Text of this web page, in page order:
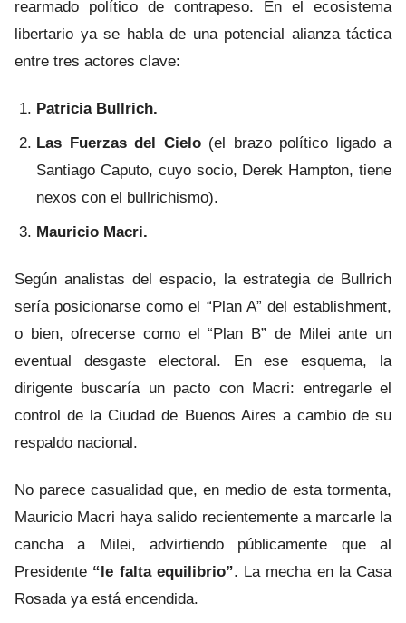
rearmado político de contrapeso. En el ecosistema
libertario ya se habla de una potencial alianza táctica
entre tres actores clave:
Patricia Bullrich.
Las Fuerzas del Cielo(el brazo político ligado a
Santiago Caputo, cuyo socio, Derek Hampton, tiene
nexos con el bullrichismo).
Mauricio Macri.
Según analistas del espacio, la estrategia de Bullrich
sería posicionarse como el “Plan A” del establishment,
o bien, ofrecerse como el “Plan B” de Milei ante un
eventual desgaste electoral. En ese esquema, la
dirigente buscaría un pacto con Macri: entregarle el
control de la Ciudad de Buenos Aires a cambio de su
respaldo nacional.
No parece casualidad que, en medio de esta tormenta,
Mauricio Macri haya salido recientemente a marcarle la
cancha a Milei, advirtiendo públicamente que al
Presidente “le falta equilibrio”. La mecha en la Casa
Rosada ya está encendida.